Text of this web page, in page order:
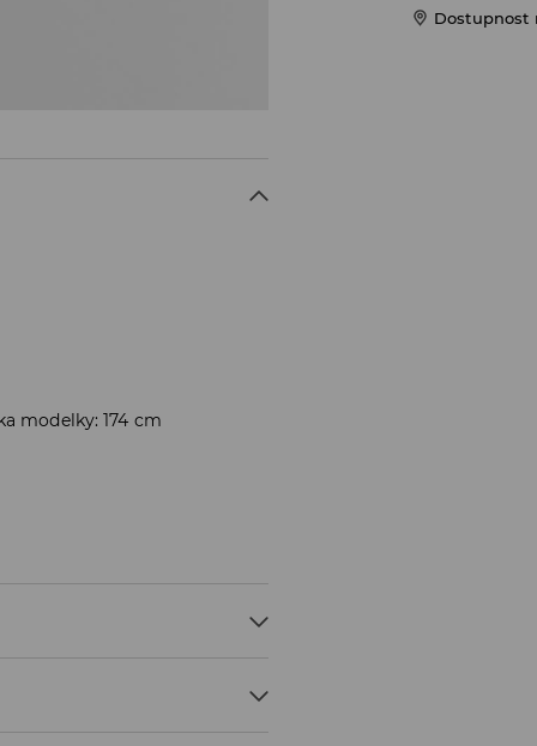
Dostupnost
modelky: 174 cm